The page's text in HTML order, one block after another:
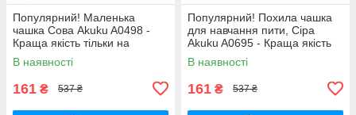
Популярний! Маленька
чашка Сова Akuku A0498 -
Краща якість тільки на
Nukleon.com.ua
В наявності
161 ₴ 537 ₴
Популярний! Похила чашка
для навчання пити, Сіра
Akuku A0695 - Краща якість
тільки на Nukleon.com.ua
В наявності
161 ₴ 537 ₴